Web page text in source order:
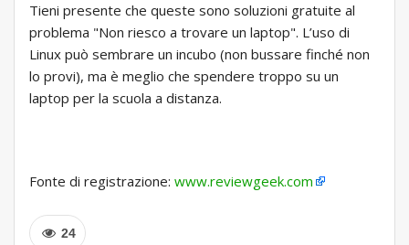
Tieni presente che queste sono soluzioni gratuite al
problema "Non riesco a trovare un laptop". L’uso di
Linux può sembrare un incubo (non bussare finché non
lo provi), ma è meglio che spendere troppo su un
laptop per la scuola a distanza.
Fonte di registrazione: www.reviewgeek.com
24